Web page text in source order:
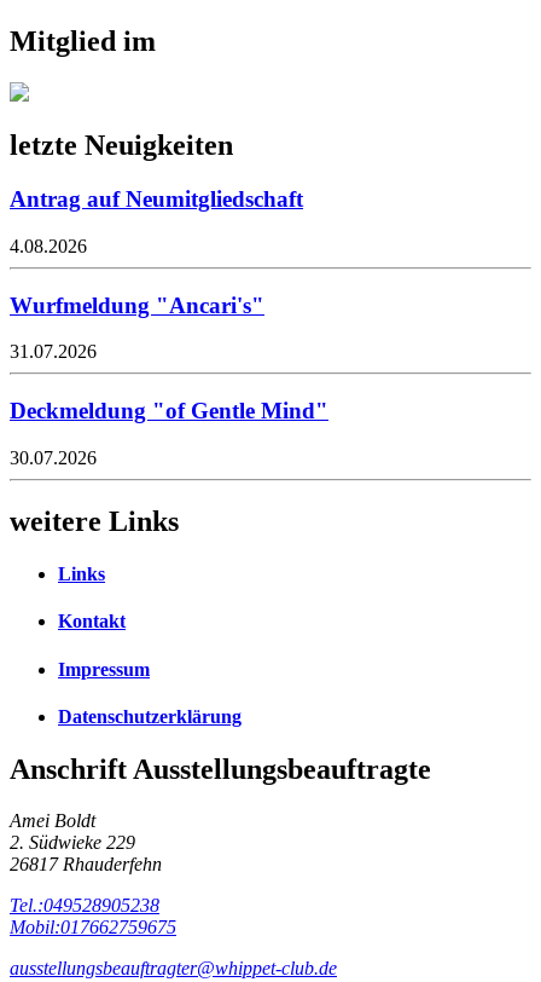
Mitglied im
letzte Neuigkeiten
Antrag auf Neumitgliedschaft
4.08.2026
Wurfmeldung "Ancari's"
31.07.2026
Deckmeldung "of Gentle Mind"
30.07.2026
weitere Links
Links
Kontakt
Impressum
Datenschutzerklärung
Anschrift Ausstellungsbeauftragte
Amei Boldt
2. Südwieke 229
26817 Rhauderfehn
Tel.:049528905238
Mobil:017662759675
ausstellungsbeauftragter@whippet-club.de